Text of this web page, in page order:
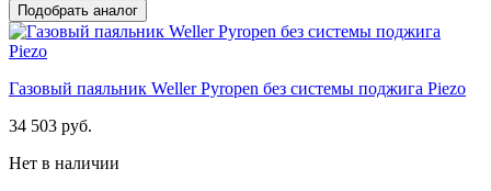
Подобрать аналог
Газовый паяльник Weller Pyropen без системы поджига Piezo
34 503 руб.
Нет в наличии